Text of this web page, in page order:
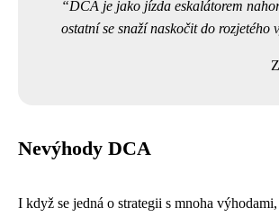
DCA je jako jízda eskalátorem
ostatní se snaží naskočit do rozjetého
Nevýhody DCA
I když se jedná o strategii s mnoha